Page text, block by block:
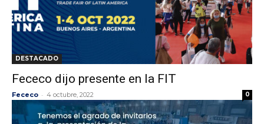
DESTACADO
Fececo dijo presente en la FIT
Fececo - 4 octubre, 2022 0